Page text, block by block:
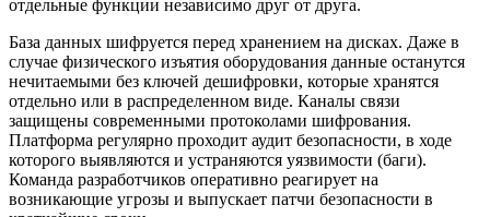
отдельные функции независимо друг от друга.
База данных шифруется перед хранением на дисках. Даже в
случае физического изъятия оборудования данные останутся
нечитаемыми без ключей дешифровки, которые хранятся
отдельно или в распределенном виде. Каналы связи
защищены современными протоколами шифрования.
Платформа регулярно проходит аудит безопасности, в ходе
которого выявляются и устраняются уязвимости (баги).
Команда разработчиков оперативно реагирует на
возникающие угрозы и выпускает патчи безопасности в